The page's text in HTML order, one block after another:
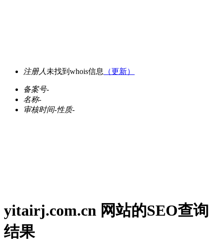
注册人 未找到whois信息 （更新）
备案号-
名称-
审核时间-性质-
yitairj.com.cn 网站的SEO查询
结果